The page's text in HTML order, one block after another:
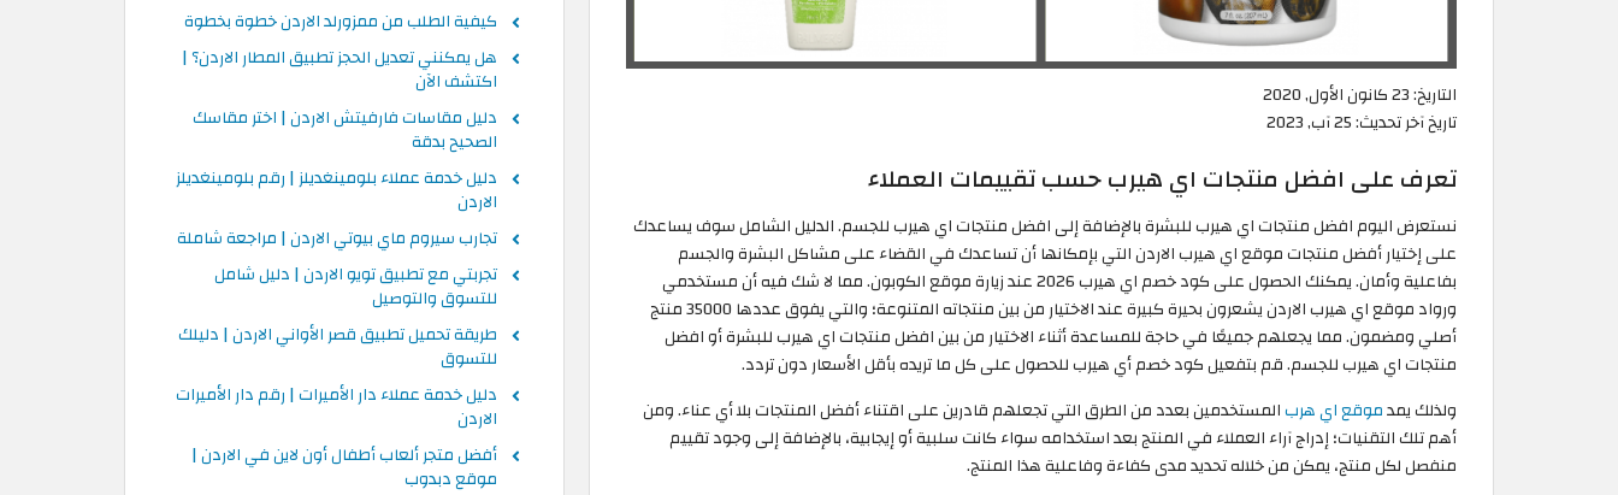
التاريخ:23 كانون الأول, 2020
تاريخ آخر تحديث:25 آب, 2023
تعرف على افضل منتجات اي هيرب حسب تقييمات العملاء
نستعرض اليوم افضل منتجات اي هيرب للبشرة بالإضافة إلى افضل منتجات اي هيرب للجسم. الدليل الشامل سوف يساعدك
على إختيار أفضل منتجات موقع اي هيرب الاردن التي بإمكانها أن تساعدك في القضاء على مشاكل البشرة والجسم
بفاعلية وأمان. يمكنك الحصول على كود خصم اي هيرب 2026 عند زيارة موقع الكوبون. مما لا شك فيه أن مستخدمي
ورواد موقع اي هيرب الاردن يشعرون بحيرة كبيرة عند الاختيار من بين منتجاته المتنوعة؛ والتي يفوق عددها 35000 منتج
أصلي ومضمون. مما يجعلهم جميعًا في حاجة للمساعدة أثناء الاختيار من بين افضل منتجات اي هيرب للبشرة أو افضل
منتجات اي هيرب للجسم. قم بتفعيل كود خصم أي هيرب للحصول على كل ما تريده بأقل الأسعار دون تردد.
ولذلك يمدموقع اي هربالمستخدمين بعدد من الطرق التي تجعلهم قادرين على اقتناء أفضل المنتجات بلا أي عناء. ومن
أهم تلك التقنيات؛ إدراج آراء العملاء في المنتج بعد استخدامه سواء كانت سلبية أو إيجابية، بالإضافة إلى وجود تقييم
منفصل لكل منتج، يمكن من خلاله تحديد مدى كفاءة وفاعلية هذا المنتج.
كيفية الطلب من ممزورلد الاردن خطوة بخطوة
هل يمكنني تعديل الحجز تطبيق المطار الاردن؟ |
اكتشف الآن
دليل مقاسات فارفيتش الاردن | اختر مقاسك
الصحيح بدقة
دليل خدمة عملاء بلومينغديلز | رقم بلومينغديلز
الاردن
تجارب سيروم ماي بيوتي الاردن | مراجعة شاملة
تجربتي مع تطبيق تويو الاردن | دليل شامل
للتسوق والتوصيل
طريقة تحميل تطبيق قصر الأواني الاردن | دليلك
للتسوق
دليل خدمة عملاء دار الأميرات | رقم دار الأميرات
الاردن
أفضل متجر ألعاب أطفال أون لاين في الاردن |
موقع دبدوب